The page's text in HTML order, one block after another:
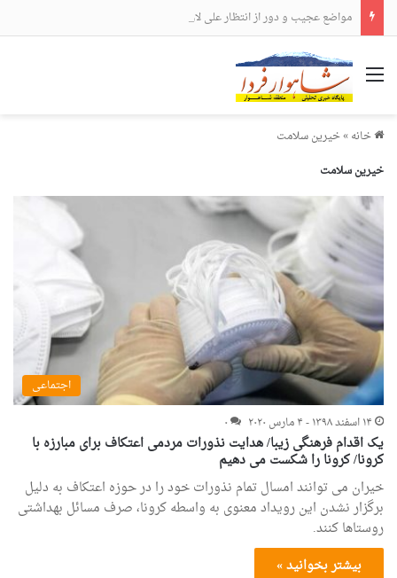
مواضع عجیب و دور از انتظار علی لاریجانی
منو
خانه»خیرین سلامت
خیرین سلامت
اجتماعی
۱۴ اسفند ۱۳۹۸ - ۴ مارس ۲۰۲۰
۰
یک اقدام فرهنگی زیبا/ هدایت نذورات مردمی اعتکاف برای مبارزه با
کرونا/ کرونا را شکست می دهیم
خیران می توانند امسال تمام نذورات خود را در حوزه اعتکاف به دلیل
برگزار نشدن این رویداد معنوی به واسطه کرونا، صرف مسائل بهداشتی
روستاها کنند.
بیشتر بخوانید »